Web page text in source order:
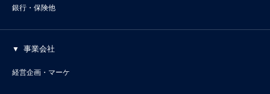
銀行・保険他
事業会社
経営企画・マーケ